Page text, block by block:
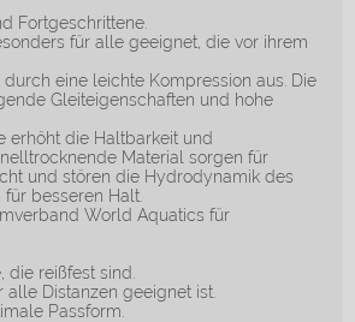
Fortgeschrittene.
für alle geeignet, die vor ihrem
eine leichte Kompression aus. Die
Gleiteigenschaften und hohe
erhöht die Haltbarkeit und
Material sorgen für
und stören die Hydrodynamik des
besseren Halt.
World Aquatics für
reißfest sind.
Distanzen geeignet ist.
Passform.